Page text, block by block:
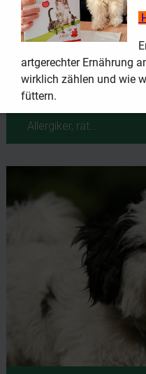
Ist der Bolonka
Allergiker
Allergiker, rät…
artgerechter Ernährung
wirklich zählen und wie
füttern.